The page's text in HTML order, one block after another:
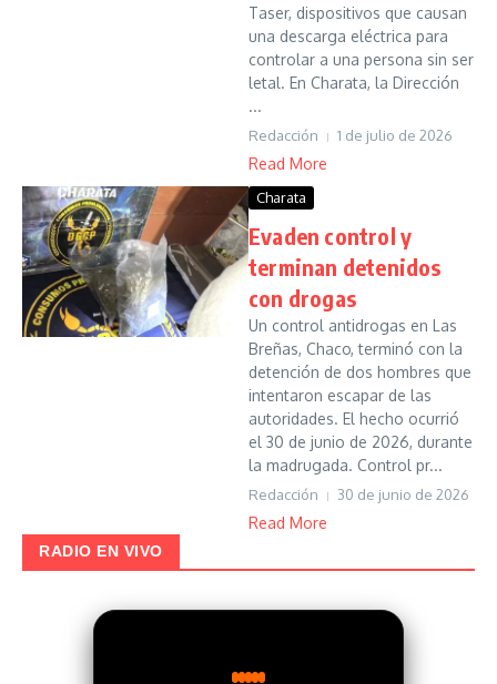
Taser, dispositivos que causan
una descarga eléctrica para
controlar a una persona sin ser
letal. En Charata, la Dirección
...
Redacción 1 de julio de 2026
Read More
Charata
Evaden control y
terminan detenidos
con drogas
Un control antidrogas en Las
Breñas, Chaco, terminó con la
detención de dos hombres que
intentaron escapar de las
autoridades. El hecho ocurrió
el 30 de junio de 2026, durante
la madrugada. Control pr...
Redacción 30 de junio de 2026
Read More
RADIO EN VIVO